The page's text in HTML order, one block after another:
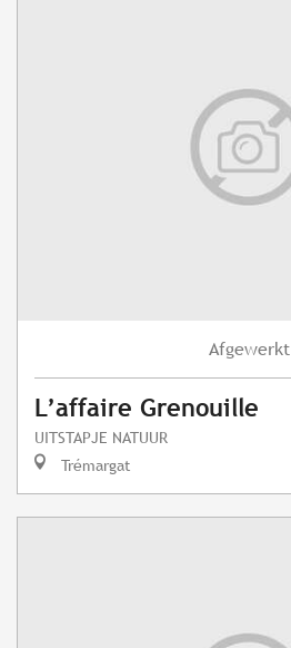
Afgewerkt
L’affaire Grenouille
UITSTAPJE NATUUR
Trémargat